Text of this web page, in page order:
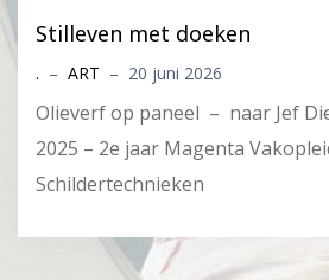
Stilleven met doeken
. – ART – 20 juni 2026
Olieverf op paneel – naar Jef
2025 – 2e jaar Magenta
Schildertechnieken